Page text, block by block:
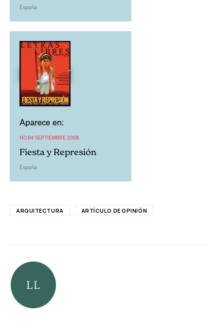
España
Aparece en:
NO.84 SEPTIEMBRE 2008
Fiesta y Represión
España
ARQUITECTURA ARTÍCULO DE OPINIÓN